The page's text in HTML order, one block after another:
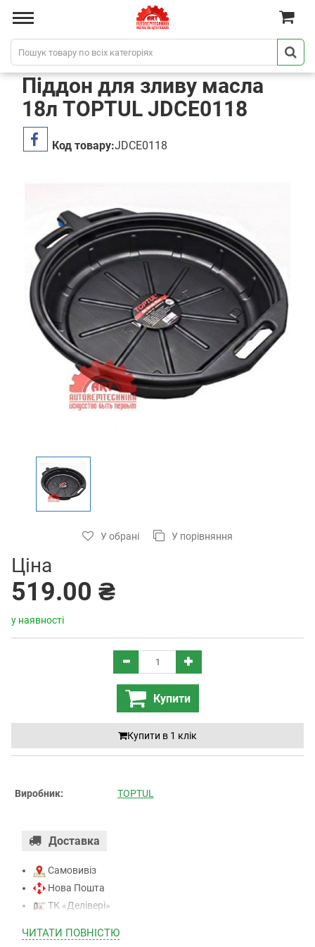
Піддон для зливу масла
18л TOPTUL JDCE0118
Код товару:JDCE0118
У обрані У порівняння
Ціна
519.00 ₴
у наявності
Купити
Купити в 1 клiк
Виробник: TOPTUL
Доставка
Самовивіз
Нова Пошта
ТК «Делівері»
ТК “Justin”
ЧИТАТИ ПОВНIСТЮ